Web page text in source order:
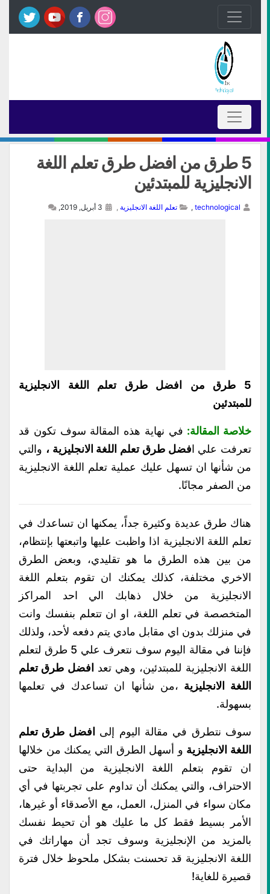
5 طرق من افضل طرق تعلم اللغة
الانجليزية للمبتدئين
technological
, تعلم اللغة الانجليزية ,
5 طرق من افضل طرق تعلم اللغة الانجليزية
للمبتدئين
خلاصة المقالة: في نهاية هذه المقالة سوف تكون قد
تعرفت علي افضل طرق تعلم اللغة الانجليزية ، والتي
من شأنها ان تسهل عليك عملية تعلم اللغة الانجليزية
من الصفر مجانًا.
هناك طرق عديدة وكثيرة جداً، يمكنها ان تساعدك في
تعلم اللغة الانجليزية اذا واظبت عليها واتبعتها بإنتظام،
من بين هذه الطرق ما هو تقليدي، وبعض الطرق
الاخري مختلفة، كذلك يمكنك ان تقوم بتعلم اللغة
الانجليزية من خلال ذهابك الي احد المراكز
المتخصصة في تعلم اللغة، او ان تتعلم بنفسك وانت
في منزلك بدون اي مقابل مادي يتم دفعه لأحد، ولذلك
فإننا في مقالة اليوم سوف نتعرف علي 5 طرق لتعلم
اللغة الانجليزية للمبتدئين، وهي تعد
افضل طرق تعلم
اللغة الانجليزية ،من شأنها ان تساعدك في تعلمها
بسهولة.
سوف نتطرق في مقالة اليوم إلى
افضل طرق تعلم
اللغة الانجليزية و أسهل الطرق التي يمكنك من خلالها
ان تقوم بتعلم اللغة الانجليزية من البداية حتى
الاحتراف، والتي يمكنك أن تداوم على تجربتها في أي
مكان سواء في المنزل، العمل، مع الأصدقاء أو غيرها،
الأمر بسيط فقط كل ما عليك هو أن تحيط نفسك
بالمزيد من الإنجليزية وسوف تجد أن مهاراتك في
اللغة الانجليزية قد تحسنت بشكل ملحوظ خلال فترة
قصيرة للغاية!